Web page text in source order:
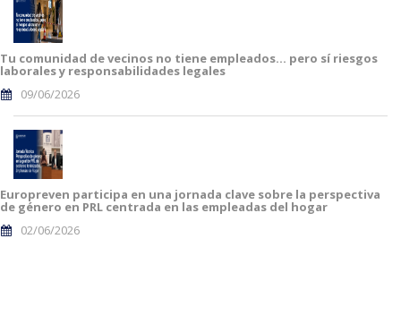
Tu comunidad de vecinos no tiene empleados… pero sí riesgos
laborales y responsabilidades legales
09/06/2026
Europreven participa en una jornada clave sobre la perspectiva
de género en PRL centrada en las empleadas del hogar
02/06/2026